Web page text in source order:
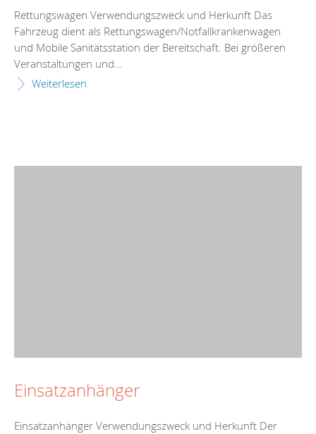
Rettungswagen Verwendungszweck und Herkunft Das
Fahrzeug dient als Rettungswagen/Notfallkrankenwagen
und Mobile Sanitätsstation der Bereitschaft. Bei größeren
Veranstaltungen und...
Weiterlesen
Einsatzanhänger
Einsatzanhänger Verwendungszweck und Herkunft Der